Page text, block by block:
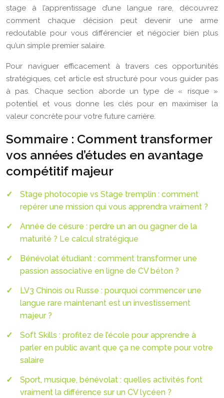
stage à l’apprentissage d’une langue rare, découvrez
comment chaque décision peut devenir une arme
redoutable pour vous différencier et négocier bien plus
qu’un simple premier salaire.
Pour naviguer efficacement à travers ces opportunités
stratégiques, cet article est structuré pour vous guider pas
à pas. Chaque section aborde un type de « risque »
potentiel et vous donne les clés pour en maximiser la
valeur concrète pour votre future carrière.
Sommaire : Comment transformer
vos années d’études en avantage
compétitif majeur
Stage photocopie vs Stage tremplin : comment
repérer une mission qui vous apprendra vraiment ?
Année de césure : perdre un an ou gagner de la
maturité ? Le calcul stratégique
Bénévolat étudiant : comment transformer une
passion associative en ligne de CV béton ?
LV3 Chinois ou Russe : pourquoi commencer une
langue rare maintenant est un investissement
majeur ?
Soft Skills : profitez de l’école pour apprendre à
parler en public avant que ça ne compte pour votre
salaire
Sport, musique, bénévolat : quelles activités font
vraiment la différence sur un CV lycéen ?